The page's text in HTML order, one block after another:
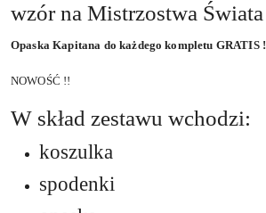
wzór na Mistrzostwa
Opaska Kapitana do każdego kompletu GRATIS
NOWOŚĆ !!
W skład zestawu wchodzi:
koszulka
spodenki